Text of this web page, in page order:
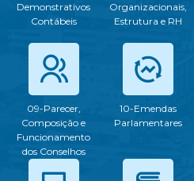
Demonstrativos
Contábeis
Organizacionais,
Estrutura e RH
09-Parecer,
Composição e
Funcionamento
dos Conselhos
10-Emendas
Parlamentares